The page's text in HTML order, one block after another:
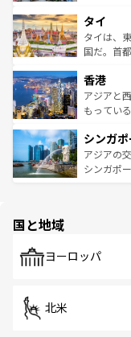
リティに
覧を参照
急速な発
ーチミン
醸し出し
とつ。フ
ひ現地で
が旅行者
参照してほ
タイ
タイは、
国だ。首
の活気が
帯で自然
いビーチ
激する。
が待って
た文化、
香港
アジアと
もってい
み、どこ
ており、
うな絶景
シンガ
アジアの
シンガポ
で、ホー
国と地域
ヨーロッパ
北米